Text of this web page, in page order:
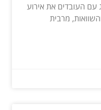
עם העובדים את אירוע
מרבית